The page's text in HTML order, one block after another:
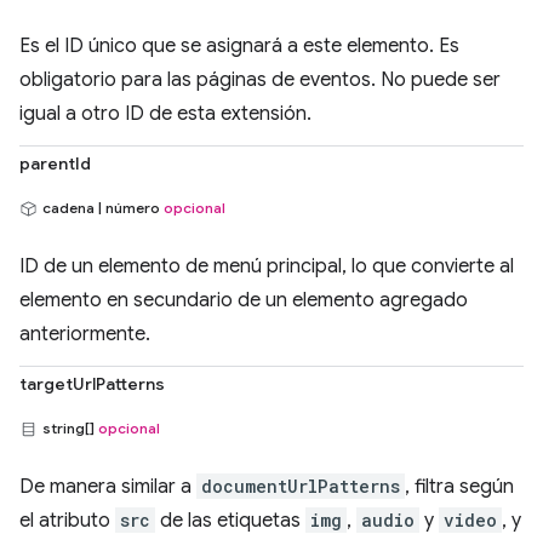
Es el ID único que se asignará a este elemento. Es
obligatorio para las páginas de eventos. No puede ser
igual a otro ID de esta extensión.
parentId
cadena | número opcional
ID de un elemento de menú principal, lo que convierte al
elemento en secundario de un elemento agregado
anteriormente.
targetUrlPatterns
string[] opcional
De manera similar a documentUrlPatterns , filtra según
el atributo src de las etiquetas img , audio y video , y